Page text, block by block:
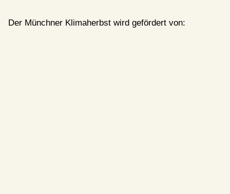
Der Münchner Klimaherbst wird gefördert von: